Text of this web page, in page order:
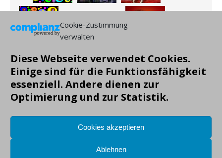
Cookie-Zustimmung
verwalten
Diese Webseite verwendet Cookies.
Einige sind für die Funktionsfähigkeit
essenziell. Andere dienen zur
Optimierung und zur Statistik.
Cookies akzeptieren
Ablehnen
Copyright: Markus Gruendig, alle Angaben ohne Gewähr!